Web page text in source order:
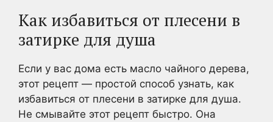
Как избавиться от плесени в
затирке для душа
Если у вас дома есть масло чайного дерева,
этот рецепт — простой способ узнать, как
избавиться от плесени в затирке для душа.
Не смывайте этот рецепт быстро. Она